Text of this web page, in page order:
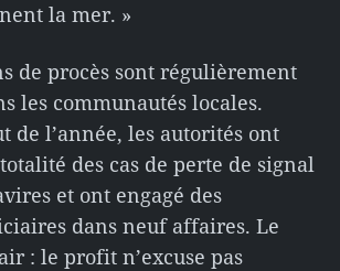
la mer. »
de procès sont régulièrement
les communautés locales.
de l’année, les autorités ont
des cas de perte de signal
et ont engagé des
dans neuf affaires. Le
: le profit n’excuse pas